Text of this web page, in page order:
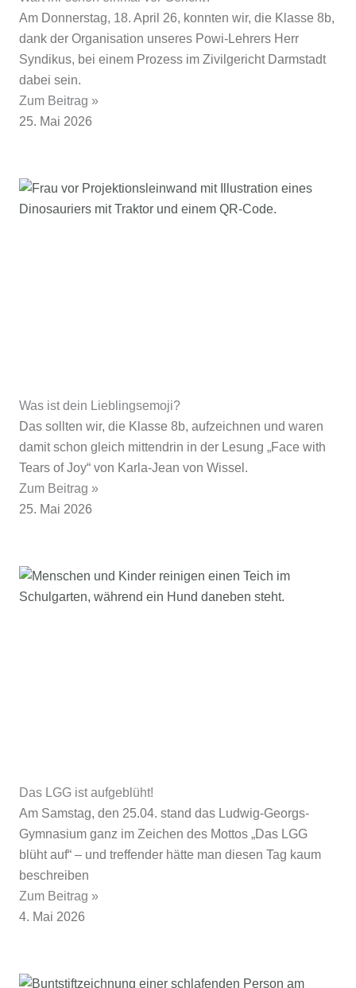
Am Donnerstag, 18. April 26, konnten wir, die Klasse 8b,
dank der Organisation unseres Powi-Lehrers Herr
Syndikus, bei einem Prozess im Zivilgericht Darmstadt
dabei sein.
Zum Beitrag »
25. Mai 2026
Was ist dein Lieblingsemoji?
Das sollten wir, die Klasse 8b, aufzeichnen und waren
damit schon gleich mittendrin in der Lesung „Face with
Tears of Joy“ von Karla-Jean von Wissel.
Zum Beitrag »
25. Mai 2026
Das LGG ist aufgeblüht!
Am Samstag, den 25.04. stand das Ludwig-Georgs-
Gymnasium ganz im Zeichen des Mottos „Das LGG
blüht auf“ – und treffender hätte man diesen Tag kaum
beschreiben
Zum Beitrag »
4. Mai 2026